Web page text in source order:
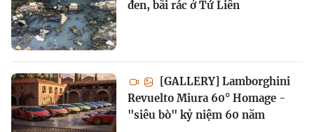
đen, bãi rác ở Tứ Liên
[GALLERY] Lamborghini
Revuelto Miura 60° Homage -
"siêu bò" kỷ niệm 60 năm